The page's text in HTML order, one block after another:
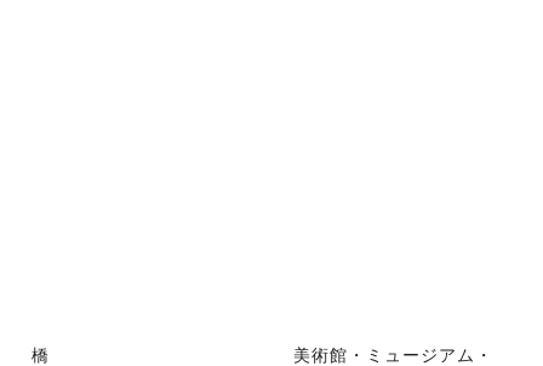
橋
美術館・ミュージアム・